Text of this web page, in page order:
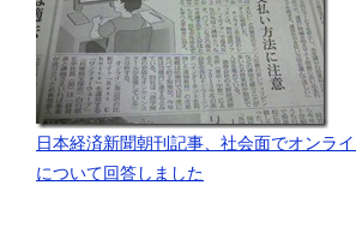
日本経済新聞朝刊記事、社会面でオンラ
について回答しました